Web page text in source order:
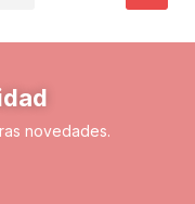
novedades.